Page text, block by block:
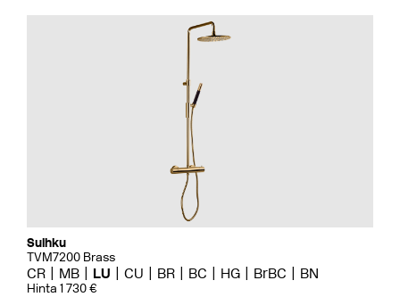
Suihku
TVM7200 Brass
CR MB LU CU BR BC HG BrBC BN
Hinta 1 730 €